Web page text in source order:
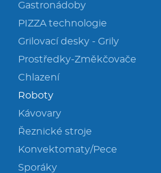
Gastronádoby
PIZZA technologie
Grilovací desky - Grily
Prostředky-Změkčovače
Chlazení
Roboty
Kávovary
Řeznické stroje
Konvektomaty/Pece
Sporáky